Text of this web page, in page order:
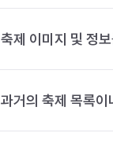
축제 이미지 및 정
과거의 축제 목록